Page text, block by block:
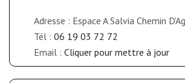
Adresse : Espace A Salvia Chemin
Tél : 06 19 03 72 72
Email : Cliquer pour mettre à jour